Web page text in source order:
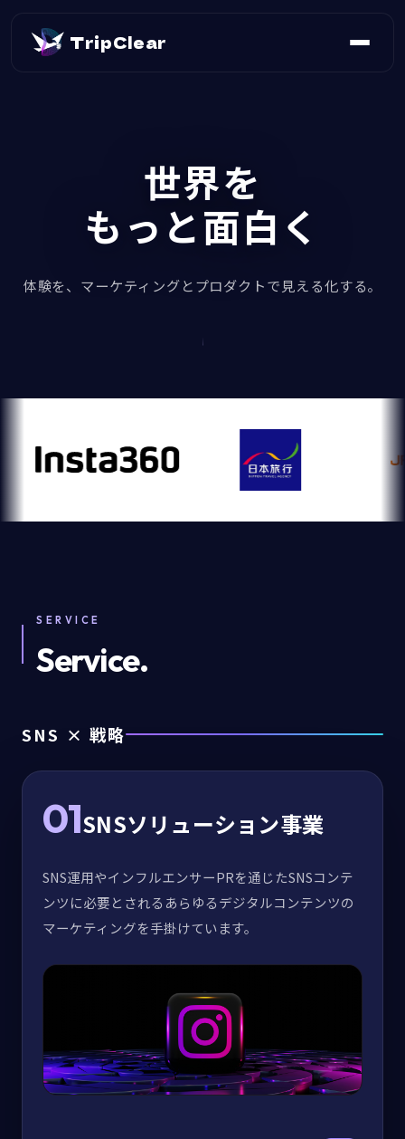
TripClear
世界を
もっと面白く
体験を、マーケティングとプロダクトで見える化する。
SERVICE
Service.
SNS × 戦略
01SNSソリューション事業
SNS運用やインフルエンサーPRを通じたSNSコンテ
ンツに必要とされるあらゆるデジタルコンテンツの
マーケティングを手掛けています。